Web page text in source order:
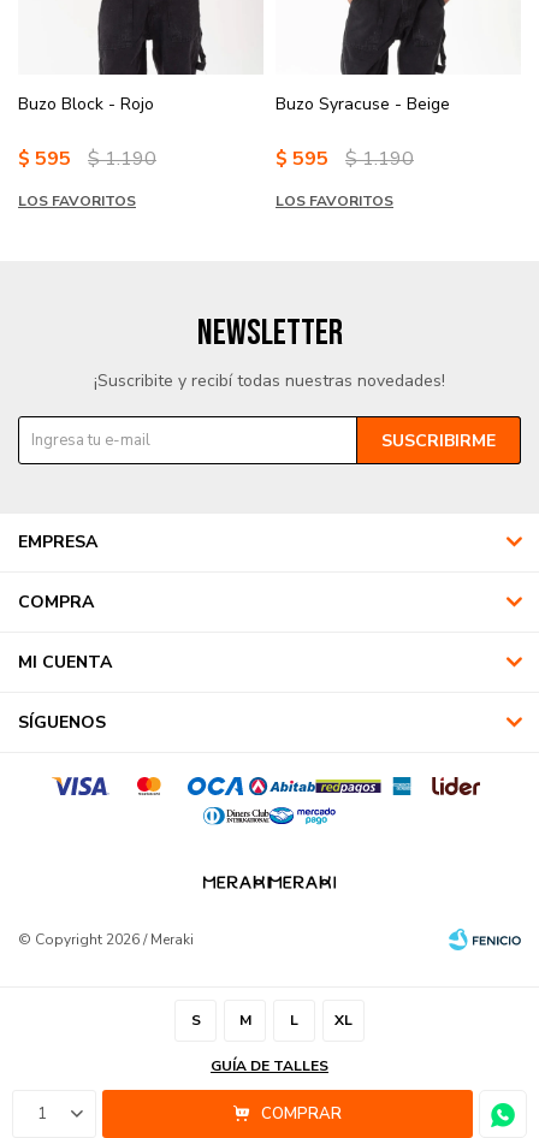
S M L XL
GUÍA DE TALLES
1 COMPRAR
Buzo Block - Rojo
$ 595 $1.190
LOS FAVORITOS
Buzo Syracuse - Beige
$ 595 $1.190
LOS FAVORITOS
EMPRESA
COMPRA
MI CUENTA
SÍGUENOS
NEWSLETTER
¡Suscribite y recibí todas nuestras novedades!
SUSCRIBIRME
© Copyright 2026 / Meraki
Fenicio